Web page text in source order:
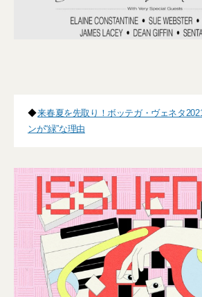
◆来春夏を先取り！ボッテガ・ヴェネタ
ンが“緑”な理由